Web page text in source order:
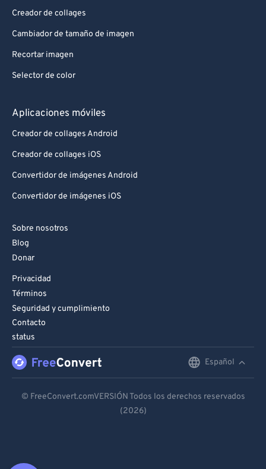
Creador de collages
Cambiador de tamaño de imagen
Recortar imagen
Selector de color
Aplicaciones móviles
Creador de collages Android
Creador de collages iOS
Convertidor de imágenes Android
Convertidor de imágenes iOS
Sobre nosotros
Blog
Donar
Privacidad
Términos
Seguridad y cumplimiento
Contacto
status
Español
Español
© FreeConvert.comVERSIÓN Todos los derechos reservados
(2026)